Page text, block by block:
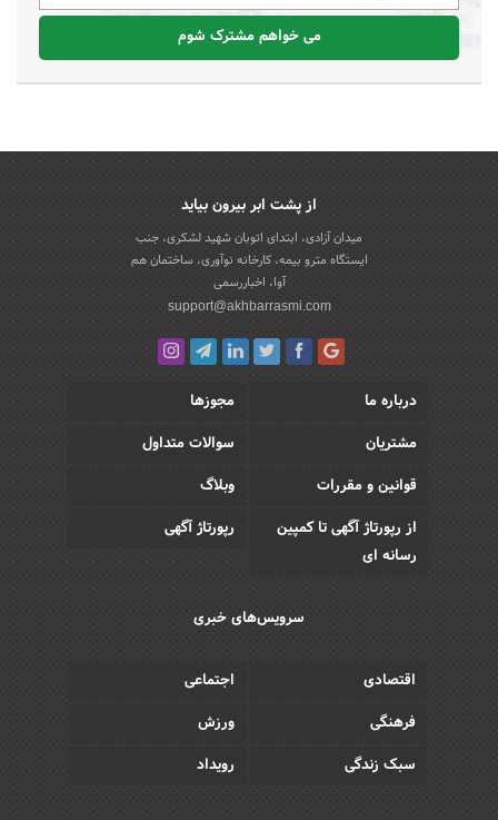
می خواهم مشترک شوم
از پشت ابر بیرون بیاید
میدان آزادی، ابتدای اتوبان شهید لشکری، جنب
ایستگاه مترو بیمه، کارخانه نوآوری، ساختمان هم
آوا، اخباررسمی
support@akhbarrasmi.com
درباره ما
مجوزها
مشتریان
سوالات متداول
قوانین و مقررات
وبلاگ
از رپورتاژ آگهی تا کمپین
رسانه ای
رپورتاژ آگهی
سرویس‌های خبری
اقتصادی
اجتماعی
فرهنگی
ورزش
سبک زندگی
رویداد